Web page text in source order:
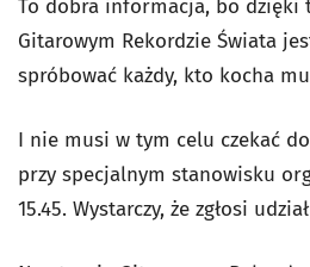
To dobra informacja, bo dzięki
Gitarowym Rekordzie Świata
spróbować każdy, kto kocha
I nie musi w tym celu czekać
przy specjalnym stanowisku
15.45. Wystarczy, że zgłosi